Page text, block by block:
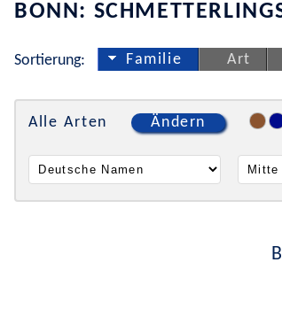
BONN:
Sortierung: Familie Art
Alle Arten Ändern